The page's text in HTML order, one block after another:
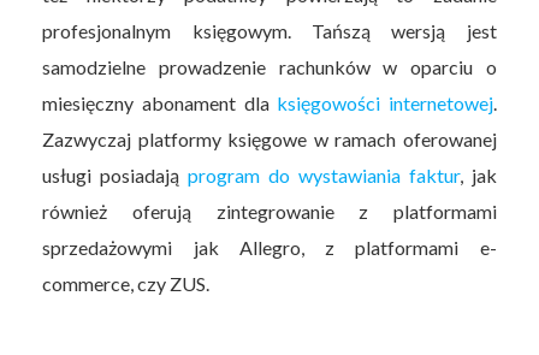
profesjonalnym księgowym. Tańszą wersją jest
samodzielne prowadzenie rachunków w oparciu o
miesięczny abonament dla księgowości internetowej.
Zazwyczaj platformy księgowe w ramach oferowanej
usługi posiadająprogram do wystawiania faktur, jak
również oferują zintegrowanie z platformami
sprzedażowymi jak Allegro, z platformami e-
commerce, czy ZUS.